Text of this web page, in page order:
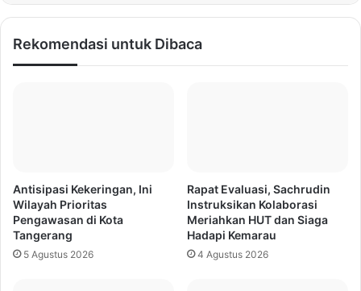
Rekomendasi untuk Dibaca
Antisipasi Kekeringan, Ini
Wilayah Prioritas
Pengawasan di Kota
Tangerang
5 Agustus 2026
Rapat Evaluasi, Sachrudin
Instruksikan Kolaborasi
Meriahkan HUT dan Siaga
Hadapi Kemarau
4 Agustus 2026